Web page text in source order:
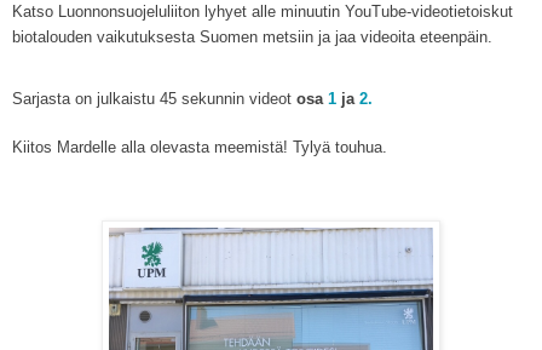
Katso Luonnonsuojeluliiton lyhyet alle minuutin YouTube-videotietoiskut
biotalouden vaikutuksesta Suomen metsiin ja jaa videoita eteenpäin.
Sarjasta on julkaistu 45 sekunnin videot osa 1 ja 2.
Kiitos Mardelle alla olevasta meemistä! Tylyä touhua.